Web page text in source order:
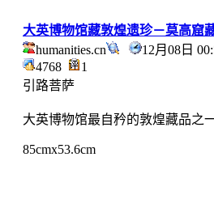
大英博物馆藏敦煌遗珍－莫高窟
humanities.cn
12月08日
4768
1
引路菩萨
大英博物馆最自矜的敦煌藏品之
85cmx53.6cm